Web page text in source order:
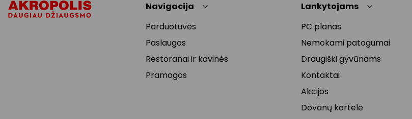
Navigacija
Parduotuvės
Paslaugos
Restoranai ir kavinės
Pramogos
Lankytojams
PC planas
Nemokami patogumai
Draugiški gyvūnams
Kontaktai
Akcijos
Dovanų kortelė